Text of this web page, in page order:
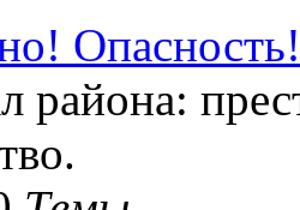
Опасность!
района: